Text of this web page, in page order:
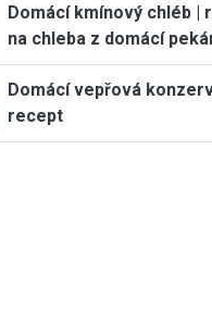
Domácí kmínový chléb |
na chleba z domácí
Domácí vepřová
recept